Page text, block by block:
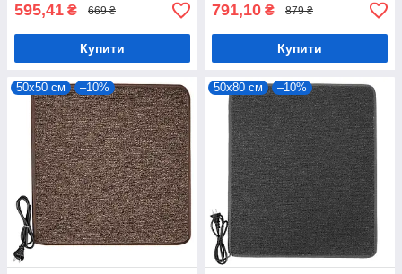
595,41 ₴ 669 ₴
Купити
791,10 ₴ 879 ₴
Купити
50х50 см –10% 50х80 см –10%